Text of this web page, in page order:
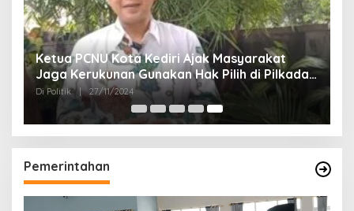
Ketua PCNU Kota Kediri Ajak Masyarakat
Jaga Kerukunan Gunakan Hak Pilih di Pilkada
2024
Di Politik | 27/11/2024
Pemerintahan